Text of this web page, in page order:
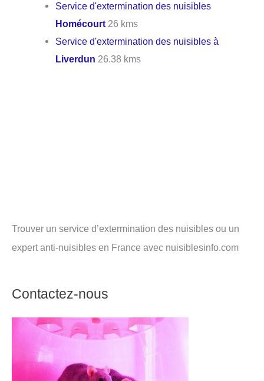
Service d'extermination des nuisibles
Homécourt 26 kms
Service d'extermination des nuisibles à
Liverdun 26.38 kms
Trouver un service d’extermination des nuisibles ou un
expert anti-nuisibles en France avec nuisiblesinfo.com
Contactez-nous